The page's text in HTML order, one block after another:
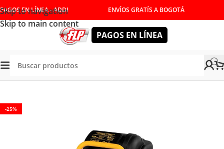
Skip to navigation
Skip to main content
PAGOS EN LÍNEA - ADDI ENVÍOS GRATÍS A BOGOTÁ
PAGOS EN LÍNEA
Tienda/HERRAMIENTAS ELÉCTRICAS
-25%